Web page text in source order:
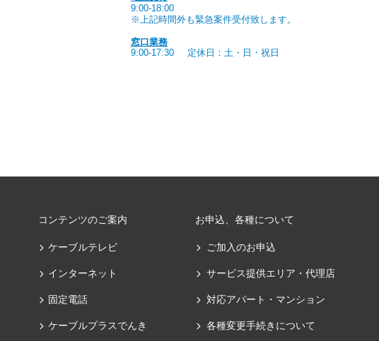
9:00-18:00
※上記時間外も緊急案件受付致します。
窓口業務
9:00-17:30
定休日：土・日・祝日
コンテンツのご案内
ケーブルテレビ
インターネット
固定電話
ケーブルプラスでんき
お申込、各種について
ご加入のお申込
サービス提供エリア・代理店
対応アパート・マンション
各種変更手続きについて